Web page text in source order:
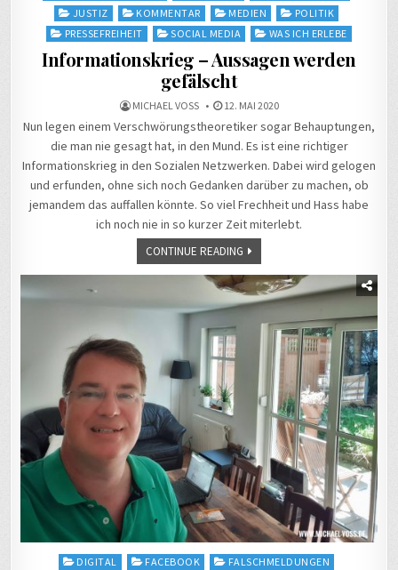
JUSTIZ
KOMMENTAR MEDIEN
POLITIK
PRESSEFREIHEIT
SOCIAL MEDIA WAS ICH ERLEBE
Informationskrieg – Aussagen werden
gefälscht
MICHAEL VOSS 12. MAI 2020
Nun legen einem Verschwörungstheoretiker sogar Behauptungen,
die man nie gesagt hat, in den Mund. Es ist eine richtiger
Informationskrieg in den Sozialen Netzwerken. Dabei wird gelogen
und erfunden, ohne sich noch Gedanken darüber zu machen, ob
jemandem das auffallen könnte. So viel Frechheit und Hass habe
ich noch nie in so kurzer Zeit miterlebt.
CONTINUE READING
Posted
DIGITAL FACEBOOK
FALSCHMELDUNGEN